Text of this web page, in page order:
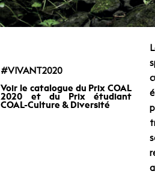
#VIVANT2020
Voir le catalogue du Prix COAL
2020 et du Prix étudiant
COAL-Culture & Diversité